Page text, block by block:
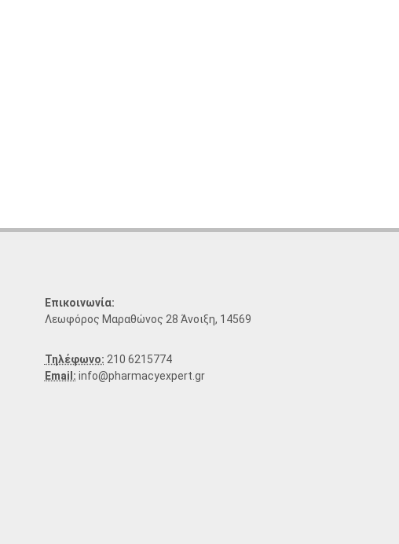
Επικοινωνία:
Λεωφόρος Μαραθώνος 28 Άνοιξη, 14569
Τηλέφωνο: 210 6215774
Email: info@pharmacyexpert.gr